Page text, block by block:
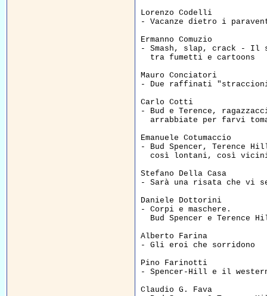
Lorenzo Codelli
- Vacanze dietro i
Ermanno Comuzio
- Smash, slap, crack - Il
tra fumetti e cartoons
Mauro Conciatori
- Due raffinati
Carlo Cotti
- Bud e Terence,
arrabbiate per farvi
Emanuele Cotumaccio
- Bud Spencer, Terence
così lontani, così
Stefano Della Casa
- Sarà una risata che
Daniele Dottorini
- Corpi e maschere.
Bud Spencer e Terence
Alberto Farina
- Gli eroi che
Pino Farinotti
- Spencer-Hill e il
Claudio G. Fava